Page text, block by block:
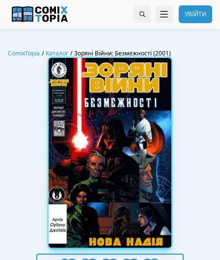
УВІЙТИ
ComixTopia / Каталог / Зоряні Війни: Безмежності (2001)